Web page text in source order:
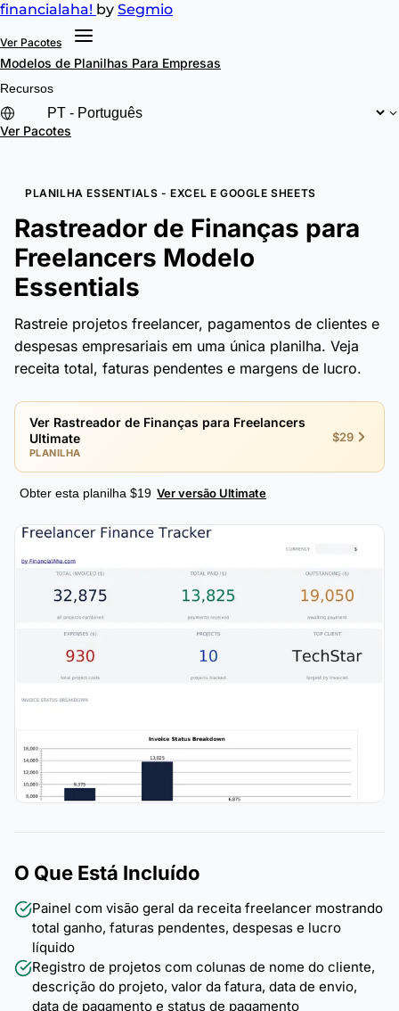
financialaha! by Segmio
Ver Pacotes
Modelos de Planilhas Para Empresas
Recursos
Ver Pacotes
PLANILHA ESSENTIALS - EXCEL E GOOGLE SHEETS
Rastreador de Finanças para
Freelancers Modelo
Essentials
Rastreie projetos freelancer, pagamentos de clientes e
despesas empresariais em uma única planilha. Veja
receita total, faturas pendentes e margens de lucro.
Ver Rastreador de Finanças para Freelancers
Ultimate
PLANILHA
$29
Obter esta planilha $19 Ver versão Ultimate
O Que Está Incluído
Painel com visão geral da receita freelancer mostrando
total ganho, faturas pendentes, despesas e lucro
líquido
Registro de projetos com colunas de nome do cliente,
descrição do projeto, valor da fatura, data de envio,
data de pagamento e status de pagamento